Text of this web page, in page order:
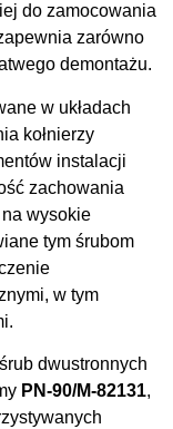
do zamocowania
zarówno
demontażu.
w układach
kołnierzy
instalacji
zachowania
wysokie
tym śrubom
w tym
dwustronnych
PN-90/M-82131,